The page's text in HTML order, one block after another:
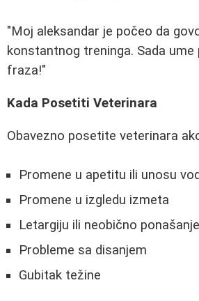
"Moj aleksandar je počeo da
konstantnog treninga. Sada ume
fraza!"
Kada Posetiti Veterinara
Obavezno posetite veterinara
Promene u apetitu ili unosu
Promene u izgledu izmeta
Letargiju ili neobično ponašanje
Probleme sa disanjem
Gubitak težine